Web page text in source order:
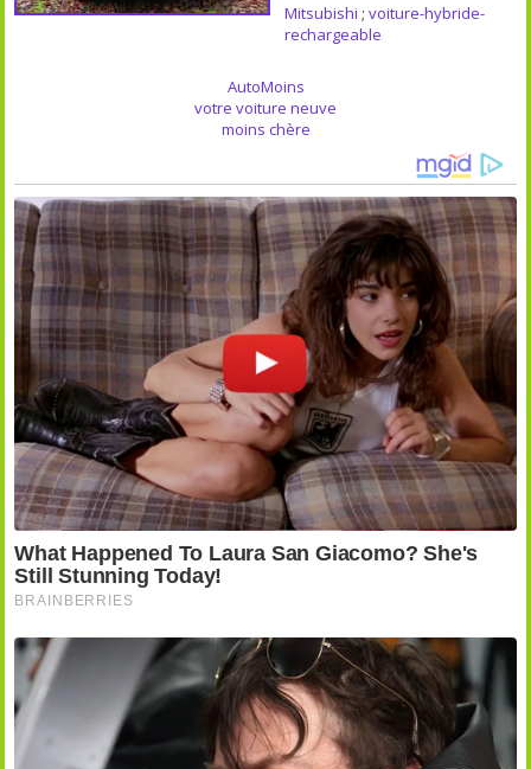
Mitsubishi ; voiture-hybride-
rechargeable
AutoMoins
votre voiture neuve
moins chère